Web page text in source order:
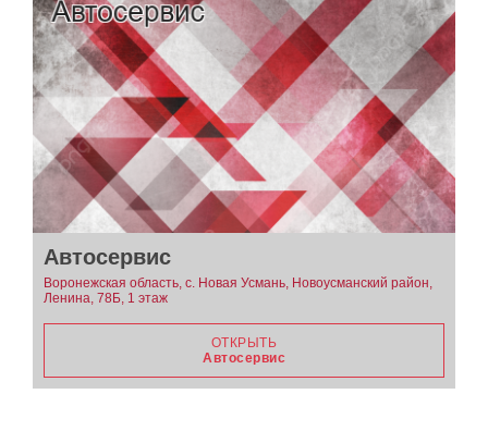
Автосервис
Воронежская область, с. Новая Усмань, Новоусманский район,
Ленина, 78Б, 1 этаж
ОТКРЫТЬ
Автосервис